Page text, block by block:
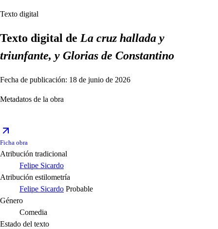
Texto digital
Texto digital de La cruz hallada y
triunfante, y Glorias de Constantino
Fecha de publicación: 18 de junio de 2026
Metadatos de la obra
Ficha obra
Atribución tradicional
Felipe Sicardo
Atribución estilometría
Felipe Sicardo Probable
Género
Comedia
Estado del texto